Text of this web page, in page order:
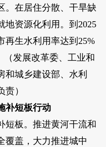
。在居住分散、干旱缺
地资源化利用。到2025
再生水利用率达到25%
（发展改革委、工业和
和城乡建设部、水利
）
补短板行动
板。推进黄河干流和
覆盖，大力推进城中